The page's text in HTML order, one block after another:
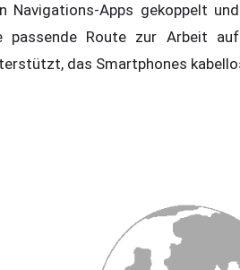
Navigations-Apps gekoppelt
passende Route zur Arbeit
das Smartphones